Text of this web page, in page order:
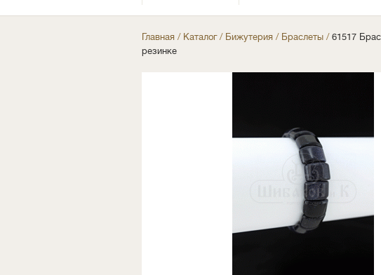
Главная / Каталог/ Бижутерия / Браслеты / 61517
резинке